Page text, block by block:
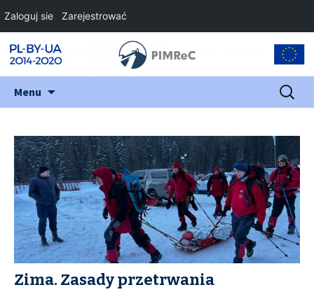
Menu Szukaj:
Zima. Zasady przetrwania
Zaloguj sie Zarejestrować